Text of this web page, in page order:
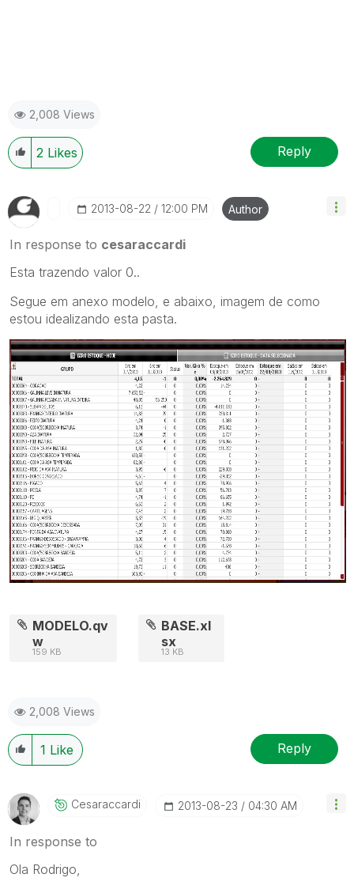
2,008 Views
2 Likes Reply
‎2013-08-22 12:00 PM Author
In response to cesaraccardi
Esta trazendo valor 0..
Segue em anexo modelo, e abaixo, imagem de como
estou idealizando esta pasta.
MODELO.qv
w
159 KB
BASE.xl
sx
13 KB
2,008 Views
1 Like Reply
Cesaraccardi ‎2013-08-23 04:30 AM
In response to
Ola Rodrigo,